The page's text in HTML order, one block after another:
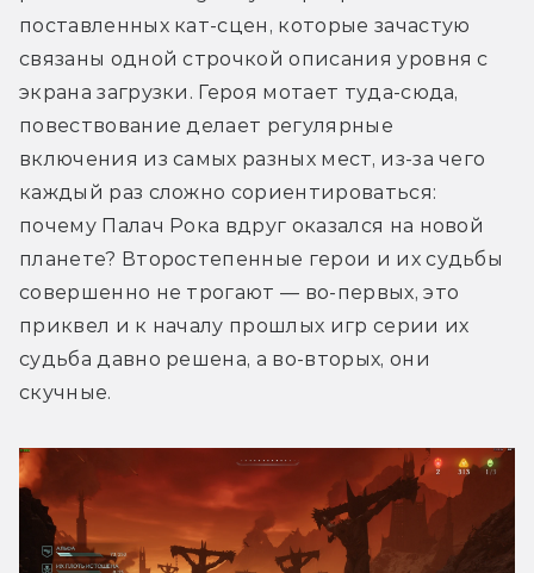
поставленных кат-сцен, которые зачастую
связаны одной строчкой описания уровня с
экрана загрузки. Героя мотает туда-сюда,
повествование делает регулярные
включения из самых разных мест, из-за чего
каждый раз сложно сориентироваться:
почему Палач Рока вдруг оказался на новой
планете? Второстепенные герои и их судьбы
совершенно не трогают — во-первых, это
приквел и к началу прошлых игр серии их
судьба давно решена, а во-вторых, они
скучные.